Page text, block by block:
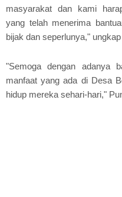
masyarakat dan kami
yang telah menerima
bijak dan seperlunya,"
"Semoga dengan adanya
manfaat yang ada di Desa
hidup mereka sehari-hari,"